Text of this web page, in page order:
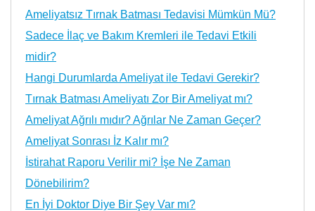
Ameliyatsız Tırnak Batması Tedavisi Mümkün Mü?
Sadece İlaç ve Bakım Kremleri ile Tedavi Etkili
midir?
Hangi Durumlarda Ameliyat ile Tedavi Gerekir?
Tırnak Batması Ameliyatı Zor Bir Ameliyat mı?
Ameliyat Ağrılı mıdır? Ağrılar Ne Zaman Geçer?
Ameliyat Sonrası İz Kalır mı?
İstirahat Raporu Verilir mi? İşe Ne Zaman
Dönebilirim?
En İyi Doktor Diye Bir Şey Var mı?